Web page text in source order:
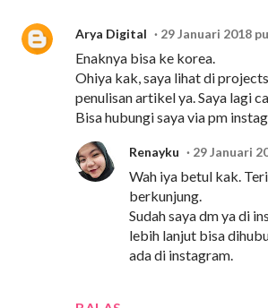
Arya Digital 29 Januari 2018
Enaknya bisa ke korea.
Ohiya kak, saya lihat di
penulisan artikel ya. Saya lagi
Bisa hubungi saya via pm
Renayku 29 Januari
Wah iya betul kak.
berkunjung.
Sudah saya dm ya di
lebih lanjut bisa
ada di instagram.